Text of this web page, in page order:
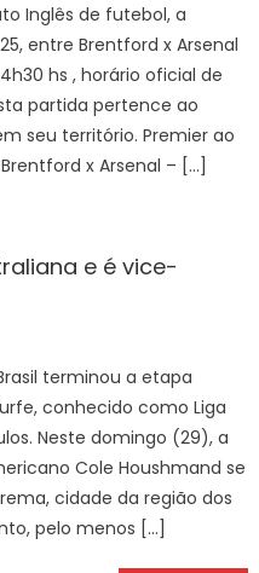
Inglês de futebol, a
entre Brentford x Arsenal
hs , horário oficial de
partida pertence ao
seu território. Premier ao
Brentford x Arsenal – […]
e é vice-
terminou a etapa
conhecido como Liga
Neste domingo (29), a
Cole Houshmand se
cidade da região dos
pelo menos […]